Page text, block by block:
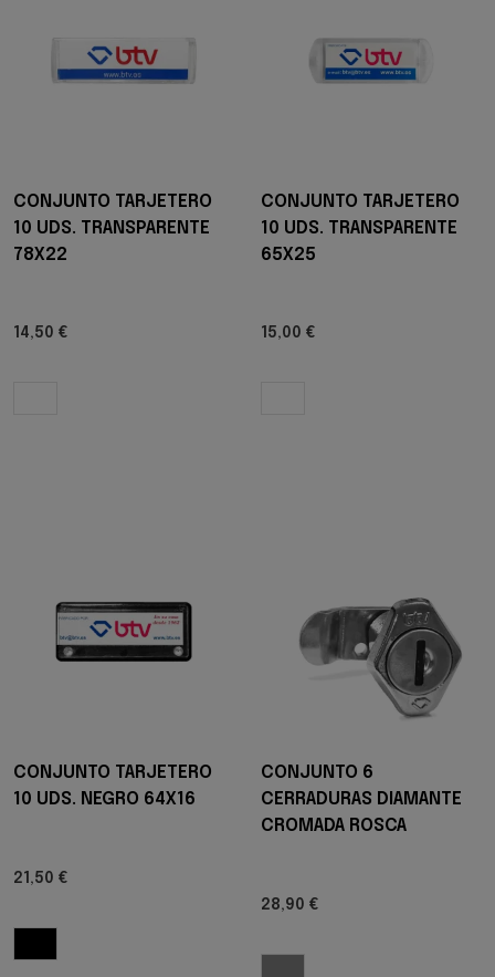
CONJUNTO TARJETERO
10 UDS. TRANSPARENTE
78X22
14,50 €
CONJUNTO TARJETERO
10 UDS. TRANSPARENTE
65X25
15,00 €
CONJUNTO TARJETERO
10 UDS. NEGRO 64X16
21,50 €
CONJUNTO 6
CERRADURAS DIAMANTE
CROMADA ROSCA
28,90 €